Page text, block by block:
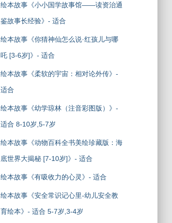
绘本故事《小小国学故事馆——读资治通
鉴故事长经验》- 适合
绘本故事《你猜神仙怎么说·红孩儿与哪
吒 [3-6岁]》- 适合
绘本故事《柔软的宇宙：相对论外传》-
适合
绘本故事《幼学琼林（注音彩图版）》-
适合 8-10岁,5-7岁
绘本故事《动物百科全书美绘珍藏版：海
底世界大揭秘 [7-10岁]》- 适合
绘本故事《有吸收力的心灵》- 适合
绘本故事《安全常识记心里-幼儿安全教
育绘本》- 适合 5-7岁,3-4岁